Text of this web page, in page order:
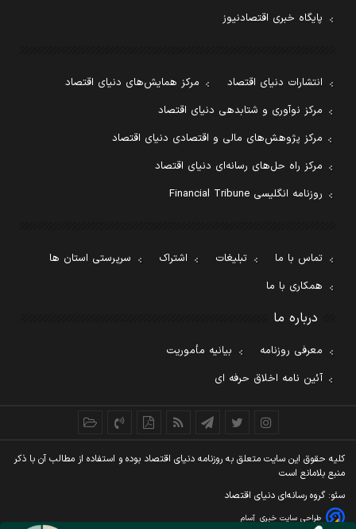
پایگاه خبری اقتصادنیوز
انتشارات دنیای اقتصاد
مرکز همایش‌های دنیای اقتصاد
مرکز نوآوری و شتابدهی دنیای اقتصاد
مرکز پژوهش‌های مالی و اقتصادی دنیای اقتصاد
مرکز راه حل‌های رسانه‌ای دنیای اقتصاد
روزنامه انگلیسی Financial Tribune
تماس با ما تبلیغات اشتراک
سرپرستی استان ها
همکاری با ما
درباره ما
معرفی روزنامه
بیانیه مأموریت
آئین نامه اخلاق حرفه ای
کليه حقوق اين سايت متعلق به روزنامه دنيای اقتصاد بوده و استفاده از مطالب آن با ذکر
منبع بلامانع است
سئو: گروه رسانه‌ای دنیای اقتصاد
طراحی سایت خبری آسام